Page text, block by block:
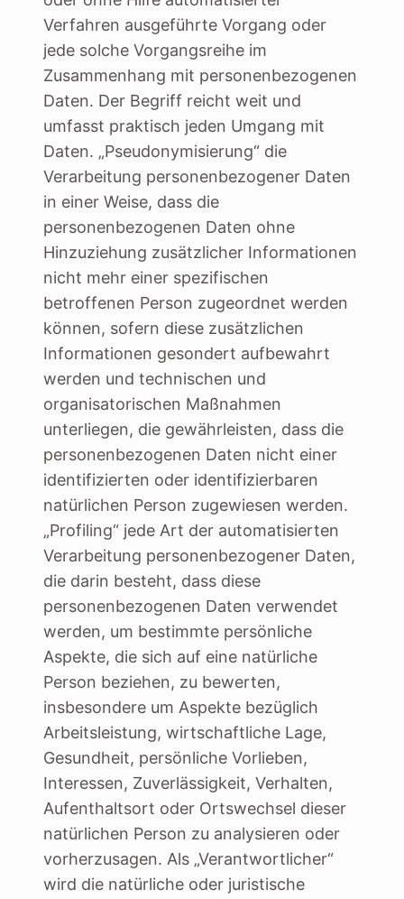
Verfahren ausgeführte Vorgang oder
jede solche Vorgangsreihe im
Zusammenhang mit personenbezogenen
Daten. Der Begriff reicht weit und
umfasst praktisch jeden Umgang mit
Daten. „Pseudonymisierung“ die
Verarbeitung personenbezogener Daten
in einer Weise, dass die
personenbezogenen Daten ohne
Hinzuziehung zusätzlicher Informationen
nicht mehr einer spezifischen
betroffenen Person zugeordnet werden
können, sofern diese zusätzlichen
Informationen gesondert aufbewahrt
werden und technischen und
organisatorischen Maßnahmen
unterliegen, die gewährleisten, dass die
personenbezogenen Daten nicht einer
identifizierten oder identifizierbaren
natürlichen Person zugewiesen werden.
„Profiling“ jede Art der automatisierten
Verarbeitung personenbezogener Daten,
die darin besteht, dass diese
personenbezogenen Daten verwendet
werden, um bestimmte persönliche
Aspekte, die sich auf eine natürliche
Person beziehen, zu bewerten,
insbesondere um Aspekte bezüglich
Arbeitsleistung, wirtschaftliche Lage,
Gesundheit, persönliche Vorlieben,
Interessen, Zuverlässigkeit, Verhalten,
Aufenthaltsort oder Ortswechsel dieser
natürlichen Person zu analysieren oder
vorherzusagen. Als „Verantwortlicher“
wird die natürliche oder juristische